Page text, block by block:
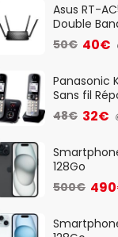
Asus RT-
Double
Client
d'accès et
50€ 40€
Panasonic
Sans fil
Française]
48€ 32€
128Go
500€